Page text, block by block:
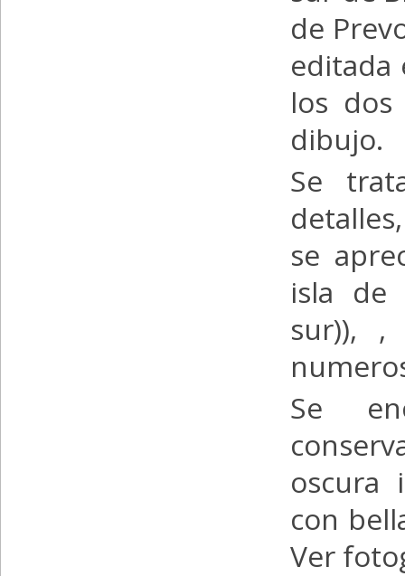
de
editada
los
dibujo.
Se
se
isla de
sur)), ,
Se
oscura
con
Ver